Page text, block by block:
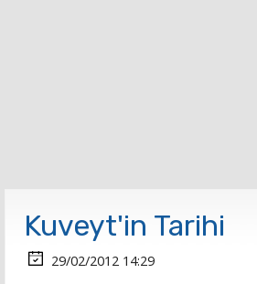
Kuveyt'in Tarihi
29/02/2012 14:29